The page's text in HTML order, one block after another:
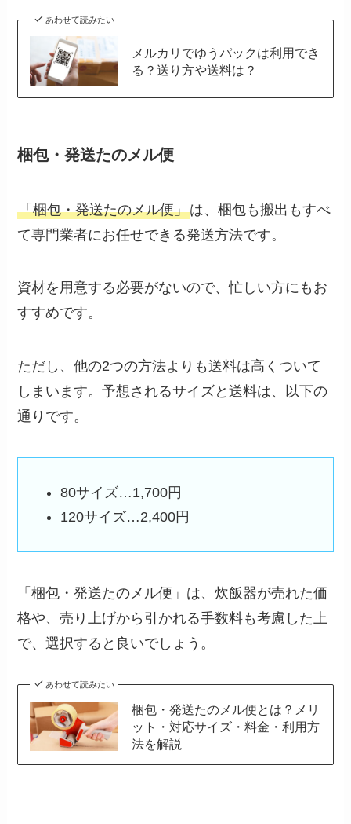
あわせて読みたい
メルカリでゆうパックは利用でき
る？送り方や送料は？
梱包・発送たのメル便
「梱包・発送たのメル便」は、梱包も搬出もすべ
て専門業者にお任せできる発送方法です。
資材を用意する必要がないので、忙しい方にもお
すすめです。
ただし、他の2つの方法よりも送料は高くついて
しまいます。予想されるサイズと送料は、以下の
通りです。
80サイズ…1,700円
120サイズ…2,400円
「梱包・発送たのメル便」は、炊飯器が売れた価
格や、売り上げから引かれる手数料も考慮した上
で、選択すると良いでしょう。
あわせて読みたい
梱包・発送たのメル便とは？メリ
ット・対応サイズ・料金・利用方
法を解説